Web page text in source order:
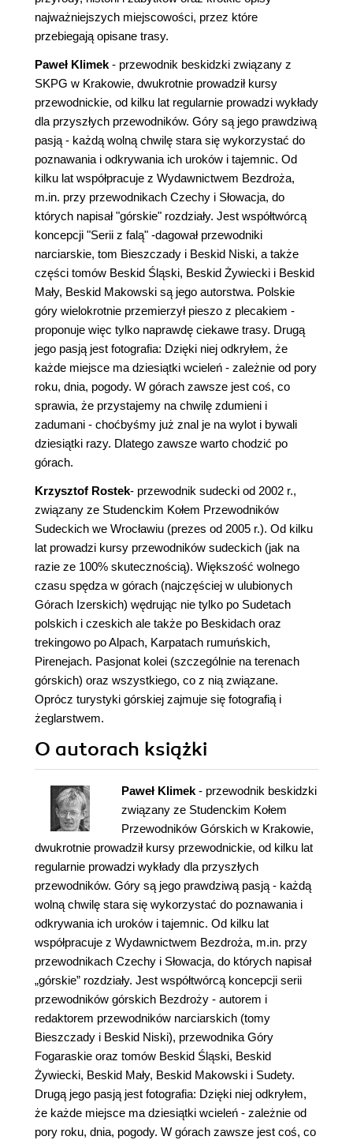
najważniejszych miejscowości, przez które
przebiegają opisane trasy.
Paweł Klimek - przewodnik beskidzki związany z
SKPG w Krakowie, dwukrotnie prowadził kursy
przewodnickie, od kilku lat regularnie prowadzi wykłady
dla przyszłych przewodników. Góry są jego prawdziwą
pasją - każdą wolną chwilę stara się wykorzystać do
poznawania i odkrywania ich uroków i tajemnic. Od
kilku lat współpracuje z Wydawnictwem Bezdroża,
m.in. przy przewodnikach Czechy i Słowacja, do
których napisał "górskie" rozdziały. Jest współtwórcą
koncepcji "Serii z falą" -dagował przewodniki
narciarskie, tom Bieszczady i Beskid Niski, a także
części tomów Beskid Śląski, Beskid Żywiecki i Beskid
Mały, Beskid Makowski są jego autorstwa. Polskie
góry wielokrotnie przemierzył pieszo z plecakiem -
proponuje więc tylko naprawdę ciekawe trasy. Drugą
jego pasją jest fotografia: Dzięki niej odkryłem, że
każde miejsce ma dziesiątki wcieleń - zależnie od pory
roku, dnia, pogody. W górach zawsze jest coś, co
sprawia, że przystajemy na chwilę zdumieni i
zadumani - choćbyśmy już znal je na wylot i bywali
dziesiątki razy. Dlatego zawsze warto chodzić po
górach.
Krzysztof Rostek- przewodnik sudecki od 2002 r.,
związany ze Studenckim Kołem Przewodników
Sudeckich we Wrocławiu (prezes od 2005 r.). Od kilku
lat prowadzi kursy przewodników sudeckich (jak na
razie ze 100% skutecznością). Większość wolnego
czasu spędza w górach (najczęściej w ulubionych
Górach Izerskich) wędrując nie tylko po Sudetach
polskich i czeskich ale także po Beskidach oraz
trekingowo po Alpach, Karpatach rumuńskich,
Pirenejach. Pasjonat kolei (szczególnie na terenach
górskich) oraz wszystkiego, co z nią związane.
Oprócz turystyki górskiej zajmuje się fotografią i
żeglarstwem.
O autorach książki
Paweł Klimek - przewodnik beskidzki
związany ze Studenckim Kołem
Przewodników Górskich w Krakowie,
dwukrotnie prowadził kursy przewodnickie, od kilku lat
regularnie prowadzi wykłady dla przyszłych
przewodników. Góry są jego prawdziwą pasją - każdą
wolną chwilę stara się wykorzystać do poznawania i
odkrywania ich uroków i tajemnic. Od kilku lat
współpracuje z Wydawnictwem Bezdroża, m.in. przy
przewodnikach Czechy i Słowacja, do których napisał
„górskie” rozdziały. Jest współtwórcą koncepcji serii
przewodników górskich Bezdroży - autorem i
redaktorem przewodników narciarskich (tomy
Bieszczady i Beskid Niski), przewodnika Góry
Fogaraskie oraz tomów Beskid Śląski, Beskid
Żywiecki, Beskid Mały, Beskid Makowski i Sudety.
Drugą jego pasją jest fotografia: Dzięki niej odkryłem,
że każde miejsce ma dziesiątki wcieleń - zależnie od
pory roku, dnia, pogody. W górach zawsze jest coś, co